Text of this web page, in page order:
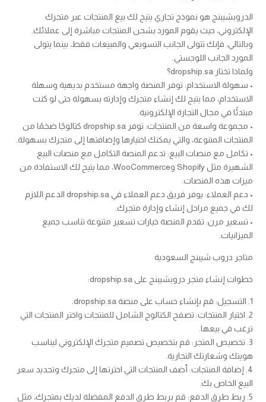
الدروبشيبنج هو نموذج تجاري يتيح لك بيع المنتجات عبر متجرك
الإلكتروني، حيث يقوم المورد بشحن المنتجات مباشرة إلى عملائك.
وبالتالي، فإنك تتولى الجانب التسويعي والمبيعات فقط، بينما يتولى
المورد الجانب اللوجستي.
ولماذا تختار dropship.sa؟
• سهولة الاستخدام: توفر المنصة واجهة مستخدم بديهية وسهلة
الاستخدام، مما يتيح لك إنشاء متجرك وإدارته بسهولة حتى لو كنت
مبتدئًا في مجال التجارة الإلكترونية.
• مجموعة واسعة من المنتجات: توفر dropship.sa كتالوجًا ضخمًا من
المنتجات المتنوعة، والتي يمكنك اختيارها وإضافتها إلى متجرك بسهولة.
• تكامل مع منصات البيع: تدعم المنصة التكامل مع منصات البيع
الشهيرة مثل Shopify وWooCommerce، مما يتيح لك الاستفادة من
ميزات هذه المنصات.
• دعم العملاء: يوفر فريق دعم العملاء في dropship.sa الدعم اللازم
لك في جميع مراحل إنشاء وإدارة متجرك.
• تسعير مرن: تقدم المنصة خيارات تسعير متنوعة تناسب جميع
الميزانيات.
متاجر دروب شيبنج السعودية
خطوات إنشاء متجر دروبشيبنج على dropship.sa:
1. التسجيل: قم بإنشاء حساب على منصة dropship.sa.
2. اختيار المنتجات: تصفح الكتالوج الشامل للمنتجات واختر المنتجات التي
ترغب في بيعها.
3. تخصيص المتجر: قم بتخصيص تصميم متجرك الإلكتروني ليناسب
هويتك وشعارتك التجارية.
4. إضافة المنتجات: أضف المنتجات التي اخترتها إلى متجرك وتحديد سعر
البيع الخاص بك.
5. ربط طرق الدفع: قم بربط طرق الدفع المفضلة لديك بمتجرك، مثل